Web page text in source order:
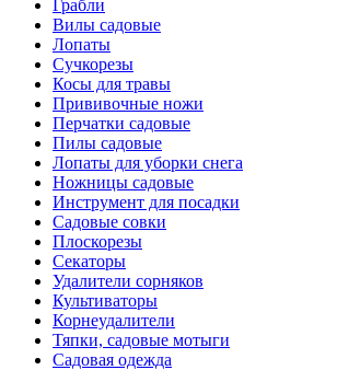
Грабли
Вилы садовые
Лопаты
Сучкорезы
Косы для травы
Прививочные ножи
Перчатки садовые
Пилы садовые
Лопаты для уборки снега
Ножницы садовые
Инструмент для посадки
Садовые совки
Плоскорезы
Секаторы
Удалители сорняков
Культиваторы
Корнеудалители
Тяпки, садовые мотыги
Садовая одежда